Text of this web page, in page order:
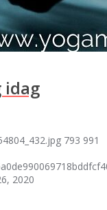
idag
793 991
2020